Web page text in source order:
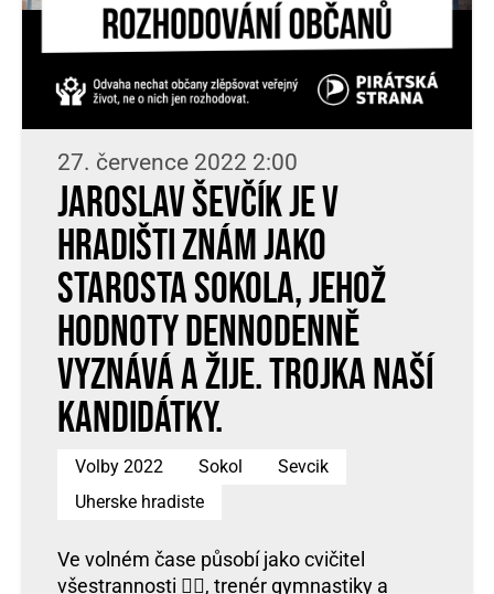
27. července 2022 2:00
Jaroslav Ševčík je v
Hradišti znám jako
starosta Sokola, jehož
hodnoty dennodenně
vyznává a žije. Trojka naší
kandidátky.
Volby 2022 Sokol
Sevcik
Uherske hradiste
Ve volném čase působí jako cvičitel
všestrannosti 🤸‍♂, trenér gymnastiky a